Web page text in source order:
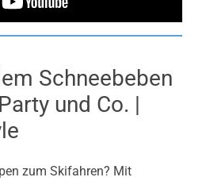
Schneebeben
und Co. |
zum Skifahren? Mit